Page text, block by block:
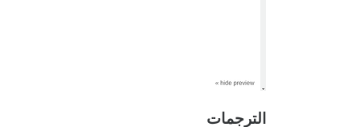
الترجمات